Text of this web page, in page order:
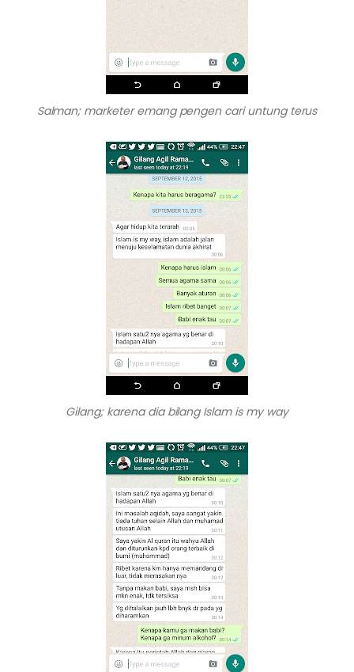
Salman; marketer emang pengen cari untung terus
Gilang; karena dia bilang Islam is my way